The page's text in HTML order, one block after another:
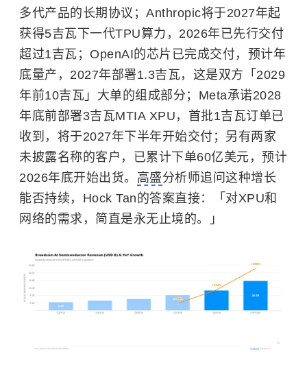
多代产品的长期协议；Anthropic将于2027年起
获得5吉瓦下一代TPU算力，2026年已先行交付
超过1吉瓦；OpenAI的芯片已完成交付，预计年
底量产，2027年部署1.3吉瓦，这是双方「2029
年前10吉瓦」大单的组成部分；Meta承诺2028
年底前部署3吉瓦MTIA XPU，首批1吉瓦订单已
收到，将于2027年下半年开始交付；另有两家
未披露名称的客户，已累计下单60亿美元，预计
2026年底开始出货。 高盛分析师追问这种增长
能否持续，Hock Tan的答案直接：「对XPU和
网络的需求，简直是永无止境的。」